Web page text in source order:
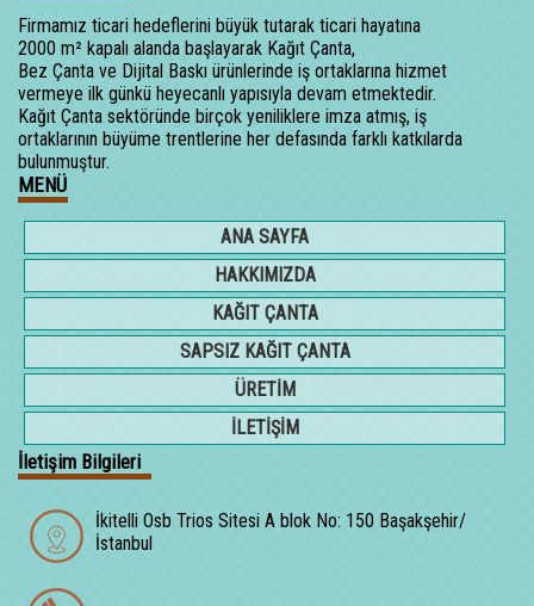
Firmamız ticari hedeflerini büyük tutarak ticari hayatına
2000 m² kapalı alanda başlayarak Kağıt Çanta,
Bez Çanta ve Dijital Baskı ürünlerinde iş ortaklarına hizmet
vermeye ilk günkü heyecanlı yapısıyla devam etmektedir.
Kağıt Çanta sektöründe birçok yeniliklere imza atmış, iş
ortaklarının büyüme trentlerine her defasında farklı katkılarda
bulunmuştur.
MENÜ
ANA SAYFA
HAKKIMIZDA
KAĞIT ÇANTA
SAPSIZ KAĞIT ÇANTA
ÜRETİM
İLETİŞİM
İletişim Bilgileri
İkitelli Osb Trios Sitesi A blok No: 150 Başakşehir/
İstanbul